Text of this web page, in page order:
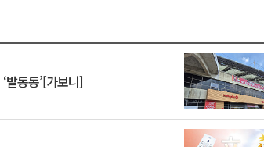
발동동’[가보니]